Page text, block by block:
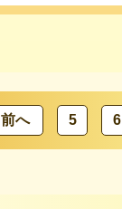
前へ 5 6